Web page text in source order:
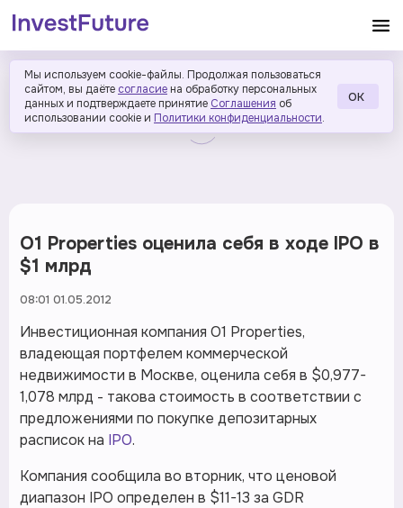
Мы используем cookie-файлы. Продолжая пользоваться
сайтом, вы даёте согласие на обработку персональных
данных и подтверждаете принятие Соглашения об
использовании cookie и Политики конфиденциальности.
ОК
О1 Properties оценила себя в ходе IPO в
$1 млрд
08:01 01.05.2012
Инвестиционная компания О1 Properties,
владеющая портфелем коммерческой
недвижимости в Москве, оценила себя в $0,977-
1,078 млрд - такова стоимость в соответствии с
предложениями по покупке депозитарных
расписок на IPO.
Компания сообщила во вторник, что ценовой
диапазон IPO определен в $11-13 за GDR